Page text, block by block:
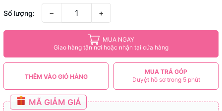
Số lượng: − +
MUA NGAY
Giao hàng tận nơi hoặc nhận tại cửa hàng
THÊM VÀO GIỎ HÀNG
MUA TRẢ GÓP
Duyệt hồ sơ trong 5 phút
MÃ GIẢM GIÁ